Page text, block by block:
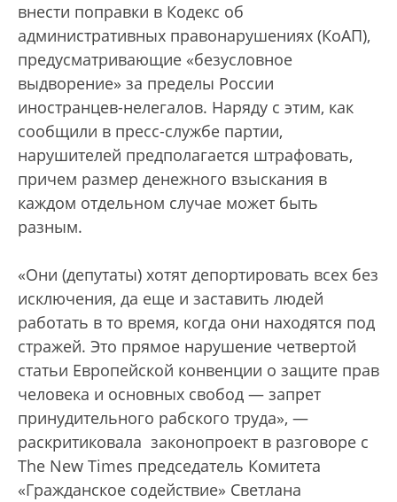
внести поправки в Кодекс об
административных правонарушениях (КоАП),
предусматривающие «безусловное
выдворение» за пределы России
иностранцев-нелегалов. Наряду с этим, как
сообщили в пресс-службе партии,
нарушителей предполагается штрафовать,
причем размер денежного взыскания в
каждом отдельном случае может быть
разным.
«Они (депутаты) хотят депортировать всех без
исключения, да еще и заставить людей
работать в то время, когда они находятся под
стражей. Это прямое нарушение четвертой
статьи Европейской конвенции о защите прав
человека и основных свобод — запрет
принудительного рабского труда», —
раскритиковала законопроект в разговоре с
The New Times председатель Комитета
«Гражданское содействие» Светлана